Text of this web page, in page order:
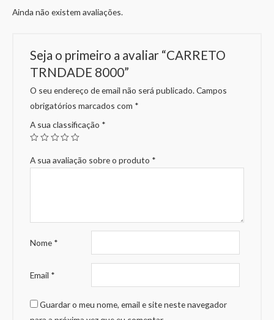
Ainda não existem avaliações.
Seja o primeiro a avaliar “CARRETO
TRNDADE 8000”
O seu endereço de email não será publicado. Campos
obrigatórios marcados com *
A sua classificação *
A sua avaliação sobre o produto *
Nome *
Email *
Guardar o meu nome, email e site neste navegador